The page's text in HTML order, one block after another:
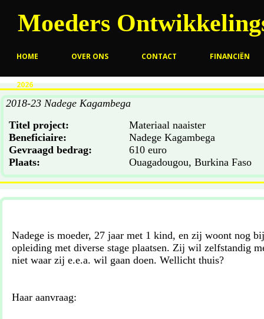
HOME OVER ONS CONTACT FINANCIËN
2026
Moeders
Titel project:
Beneficiaire:
Gevraagd bedrag:
Plaats:
Materiaal naaister
Nadege Kagambega
610 euro
Ouagadougou, Burkina Faso
2018-23 Nadege Kagambega
Nadege is moeder, 27 jaar met 1 kind, en zij woont nog
opleiding met diverse stage plaatsen. Zij wil zelfstandig
niet waar zij e.e.a. wil gaan doen. Wellicht thuis?
Haar aanvraag: